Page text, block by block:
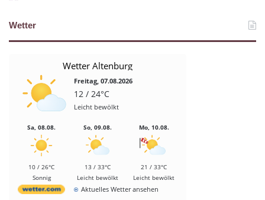
Wetter
Wetter Altenburg
Freitag, 07.08.2026
12 / 24°C
Leicht bewölkt
Sa, 08.08.
10 / 26°C
Sonnig
So, 09.08.
13 / 33°C
Leicht bewölkt
Mo, 10.08.
21 / 33°C
Leicht bewölkt
Aktuelles Wetter ansehen